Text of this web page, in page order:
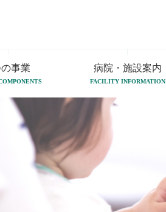
事業 病院・施設案内
FACILITY INFORMATION